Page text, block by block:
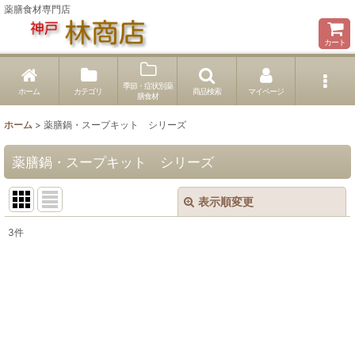
薬膳食材専門店
カート
ホーム カテゴリ
季節・症状別薬
膳食材
商品検索 マイページ
ホーム > 薬膳鍋・スープキット シリーズ
薬膳鍋・スープキット シリーズ
表示順変更
3件